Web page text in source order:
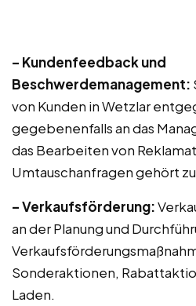
– Kundenfeedback und
Beschwerdemanagement:
von Kunden in Wetzlar
gegebenenfalls an das
das Bearbeiten von
Umtauschanfragen gehört
– Verkaufsförderung:
an der Planung und
Sonderaktionen,
Laden.